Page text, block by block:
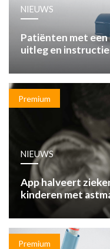
INLOGGEN
NIEUWS
Patiënten met
uitleg en
Premium
NIEUWS
App halveert
kinderen met
Premium